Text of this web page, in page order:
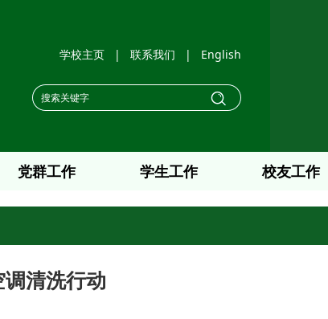
学校主页 | 联系我们 | English
党群工作 学生工作 校友工作
清洗行动